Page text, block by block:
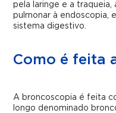
pela laringe e a
pulmonar à endoscopia,
sistema digestivo.
Como é feita
A broncoscopia é feita
longo denominado